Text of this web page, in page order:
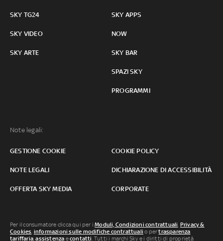
SKY TG24
SKY VIDEO
SKY ARTE
SKY APPS
NOW
SKY BAR
SPAZI SKY
PROGRAMMI
Note legali:
GESTIONE COOKIE COOKIE POLICY
NOTE LEGALI DICHIARAZIONE DI ACCESSIBILITÀ
OFFERTA SKY MEDIA CORPORATE
Per il consumatore clicca qui per iModuli, Condizioni contrattuali Privacy &
Cookies informazioni sulle modifiche contrattuali o pertrasparenza
tariffaria ,assistenza econtatti . Tutti i marchi Sky e i diritti di proprietà